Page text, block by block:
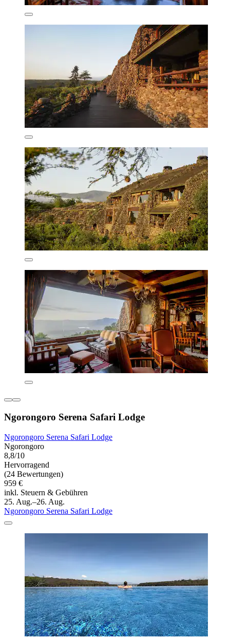
Ngorongoro Serena Safari Lodge
Ngorongoro Serena Safari Lodge
Ngorongoro
8,8/10
Hervorragend
(24 Bewertungen)
959 €
inkl. Steuern & Gebühren
25. Aug.–26. Aug.
Ngorongoro Serena Safari Lodge